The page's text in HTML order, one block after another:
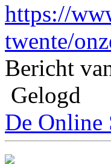
https://
twente/
Bericht
Gelogd
De Online